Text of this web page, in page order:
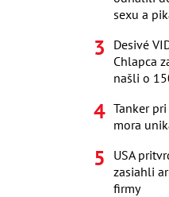
sexu a
Desivé
Chlapca
našli o
Tanker
mora
USA
zasiahli
firmy